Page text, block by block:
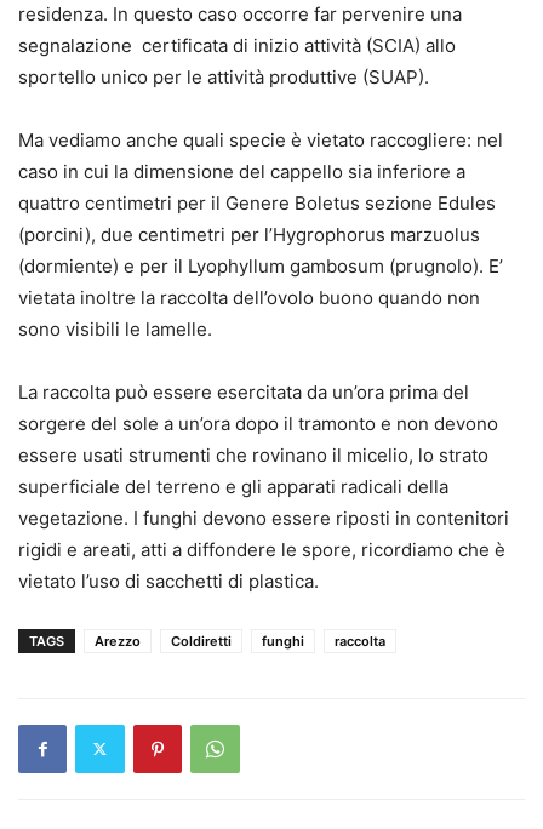
residenza. In questo caso occorre far pervenire una
segnalazione certificata di inizio attività (SCIA) allo
sportello unico per le attività produttive (SUAP).
Ma vediamo anche quali specie è vietato raccogliere: nel
caso in cui la dimensione del cappello sia inferiore a
quattro centimetri per il Genere Boletus sezione Edules
(porcini), due centimetri per l’Hygrophorus marzuolus
(dormiente) e per il Lyophyllum gambosum (prugnolo). E’
vietata inoltre la raccolta dell’ovolo buono quando non
sono visibili le lamelle.
La raccolta può essere esercitata da un’ora prima del
sorgere del sole a un’ora dopo il tramonto e non devono
essere usati strumenti che rovinano il micelio, lo strato
superficiale del terreno e gli apparati radicali della
vegetazione. I funghi devono essere riposti in contenitori
rigidi e areati, atti a diffondere le spore, ricordiamo che è
vietato l’uso di sacchetti di plastica.
TAGS Arezzo Coldiretti funghi raccolta